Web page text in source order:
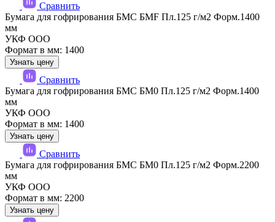
Сравнить
Бумага для гофрирования БМС БМF Пл.125 г/м2 Форм.1400
мм
УКФ ООО
Формат в мм: 1400
Узнать цену
Сравнить
Бумага для гофрирования БМС БМ0 Пл.125 г/м2 Форм.1400
мм
УКФ ООО
Формат в мм: 1400
Узнать цену
Сравнить
Бумага для гофрирования БМС БМ0 Пл.125 г/м2 Форм.2200
мм
УКФ ООО
Формат в мм: 2200
Узнать цену